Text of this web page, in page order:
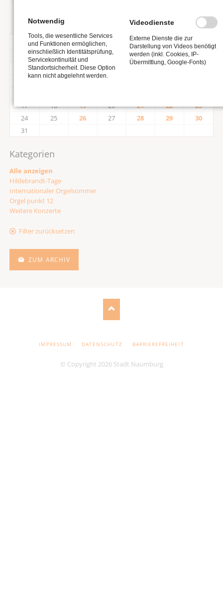
August 2026 >
MO DI MI DO FR SA SO
4 5
17
18 19 20 21 22
23
24
25 26 27 28 29
30
31
Kategorien
Alle anzeigen
Hildebrandt-Tage
Internationaler Orgelsommer
Orgel punkt 12
Weitere Konzerte
Filter zurücksetzen
ZUM ARCHIV
IMPRESSUM DATENSCHUTZ BARRIEREFREIHEIT
© Copyright 2026 Stadt Naumburg
Notwendig
Tools, die wesentliche Services
und Funktionen ermöglichen,
einschließlich Identitätsprüfung,
Servicekontinuität und
Standortsicherheit. Diese Option
kann nicht abgelehnt werden.
Videodienste
Externe Dienste die zur
Darstellung von Videos benötigt
werden (inkl. Cookies, IP-
Übermittlung, Google-Fonts)